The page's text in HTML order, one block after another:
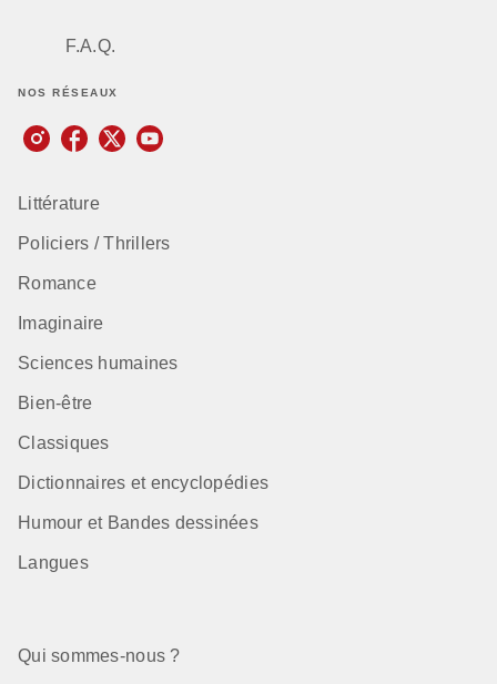
F.A.Q.
NOS RÉSEAUX
Littérature
Policiers / Thrillers
Romance
Imaginaire
Sciences humaines
Bien-être
Classiques
Dictionnaires et encyclopédies
Humour et Bandes dessinées
Langues
Qui sommes-nous ?